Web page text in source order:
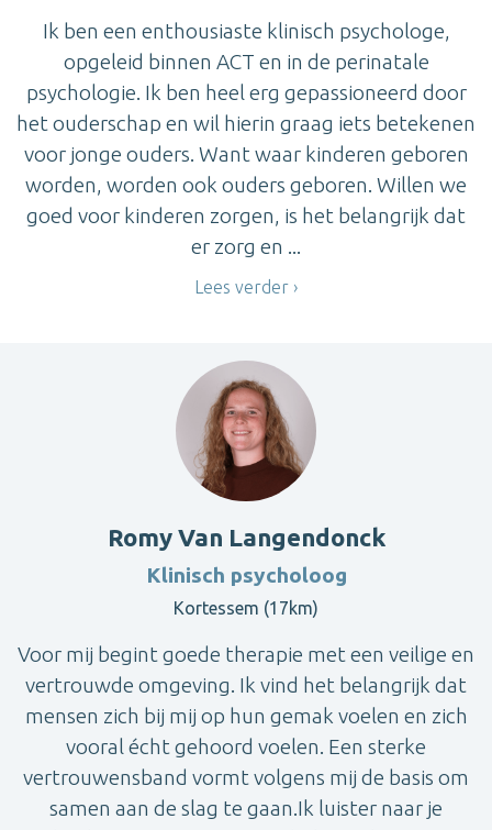
Ik ben een enthousiaste klinisch psychologe,
opgeleid binnen ACT en in de perinatale
psychologie. Ik ben heel erg gepassioneerd door
het ouderschap en wil hierin graag iets betekenen
voor jonge ouders. Want waar kinderen geboren
worden, worden ook ouders geboren. Willen we
goed voor kinderen zorgen, is het belangrijk dat
er zorg en ...
Lees verder
Romy Van Langendonck
Klinisch psycholoog
Kortessem (17km)
Voor mij begint goede therapie met een veilige en
vertrouwde omgeving. Ik vind het belangrijk dat
mensen zich bij mij op hun gemak voelen en zich
vooral écht gehoord voelen. Een sterke
vertrouwensband vormt volgens mij de basis om
samen aan de slag te gaan.Ik luister naar je